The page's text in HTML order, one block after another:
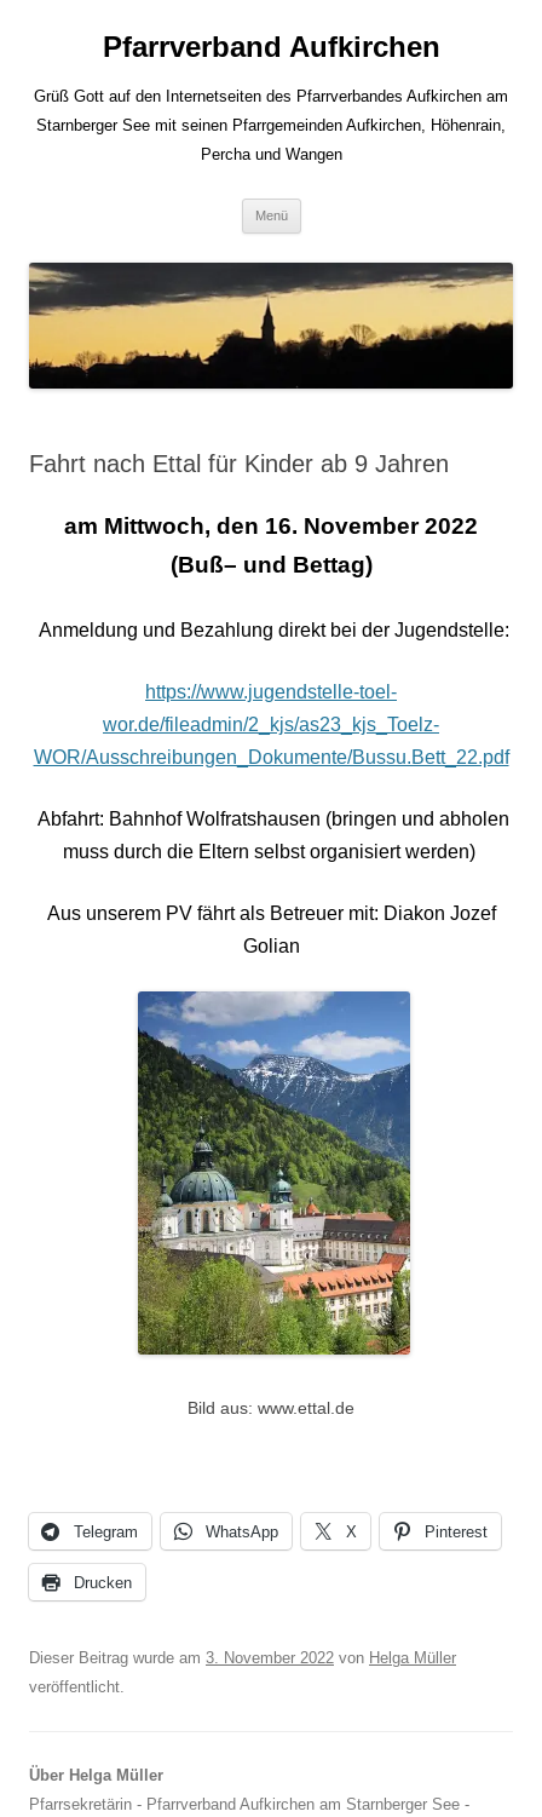
Pfarrverband Aufkirchen
Grüß Gott auf den Internetseiten des Pfarrverbandes Aufkirchen am
Starnberger See mit seinen Pfarrgemeinden Aufkirchen, Höhenrain,
Percha und Wangen
Menü
Fahrt nach Ettal für Kinder ab 9 Jahren
am Mittwoch, den 16. November 2022
(Buß– und Bettag)
Anmeldung und Bezahlung direkt bei der Jugendstelle:
https://www.jugendstelle-toel-
wor.de/fileadmin/2_kjs/as23_kjs_Toelz-
WOR/Ausschreibungen_Dokumente/Bussu.Bett_22.pdf
Abfahrt: Bahnhof Wolfratshausen (bringen und abholen
muss durch die Eltern selbst organisiert werden)
Aus unserem PV fährt als Betreuer mit: Diakon Jozef
Golian
Bild aus: www.ettal.de
Telegram WhatsApp X Pinterest
Drucken
Dieser Beitrag wurde am 3. November 2022 von Helga Müller
veröffentlicht.
Über Helga Müller
Pfarrsekretärin - Pfarrverband Aufkirchen am Starnberger See -